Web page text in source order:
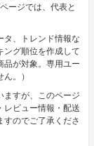
ージでは、代表と
タ、トレンド情報な
ング順位を作成して
品が対象。専用ユー
。）
ますが、このページ
レビュー情報・配送
すのでご了承くださ